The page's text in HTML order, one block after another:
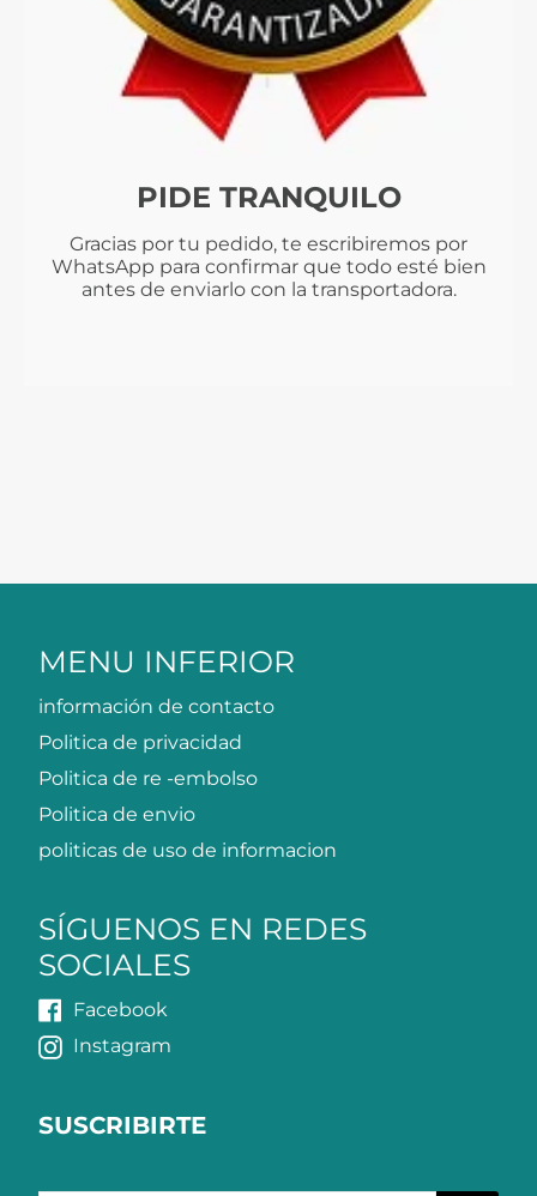
PIDE TRANQUILO
Gracias por tu pedido, te escribiremos por
WhatsApp para confirmar que todo esté bien
antes de enviarlo con la transportadora.
MENU INFERIOR
información de contacto
Politica de privacidad
Politica de re -embolso
Politica de envio
politicas de uso de informacion
SÍGUENOS EN REDES
SOCIALES
Facebook
Instagram
SUSCRIBIRTE